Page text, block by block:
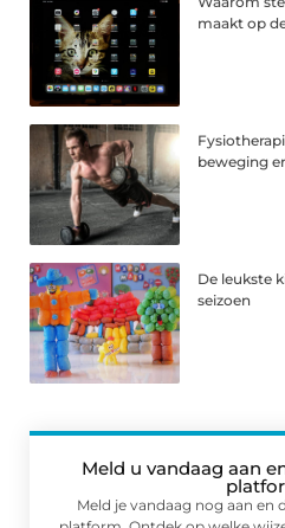
maakt op
beweging
De leukste
seizoen
Meld u vandaag aan
Meld je vandaag nog aan en